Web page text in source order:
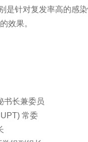
是针对复发率高的感
效果。
书长兼委员
常委